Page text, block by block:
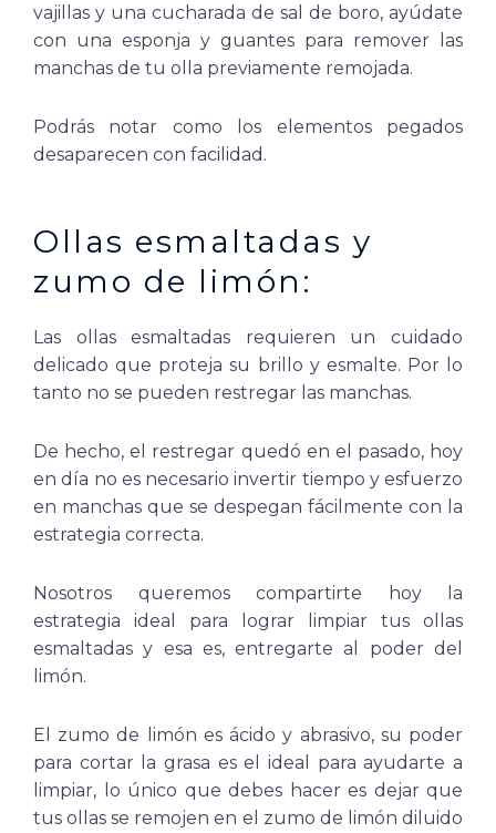
vajillas y una cucharada de sal de boro, ayúdate
con una esponja y guantes para remover las
manchas de tu olla previamente remojada.
Podrás notar como los elementos pegados
desaparecen con facilidad.
Ollas esmaltadas y
zumo de limón:
Las ollas esmaltadas requieren un cuidado
delicado que proteja su brillo y esmalte. Por lo
tanto no se pueden restregar las manchas.
De hecho, el restregar quedó en el pasado, hoy
en día no es necesario invertir tiempo y esfuerzo
en manchas que se despegan fácilmente con la
estrategia correcta.
Nosotros queremos compartirte hoy la
estrategia ideal para lograr limpiar tus ollas
esmaltadas y esa es, entregarte al poder del
limón.
El zumo de limón es ácido y abrasivo, su poder
para cortar la grasa es el ideal para ayudarte a
limpiar, lo único que debes hacer es dejar que
tus ollas se remojen en el zumo de limón diluido